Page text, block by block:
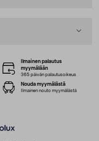
Ilmainen palautus
myymälään
365 päivän palautusoikeus
Nouda myymälästä
Ilmainen nouto myymälästä